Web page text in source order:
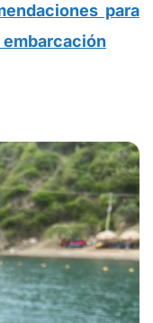
para
embarcación